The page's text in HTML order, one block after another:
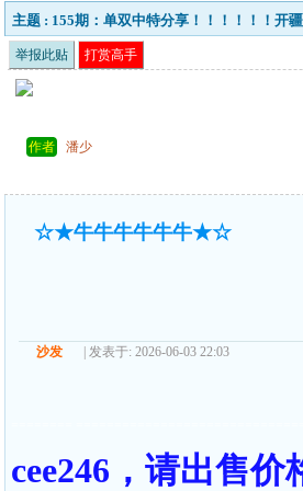
主题 : 155期：单双中特分享！！！！！！开
宇
举报此贴 打赏高手
作者 潘少
☆★牛牛牛牛牛牛★☆
沙发 | 发表于: 2026-06-03 22:03
cee246，请出售